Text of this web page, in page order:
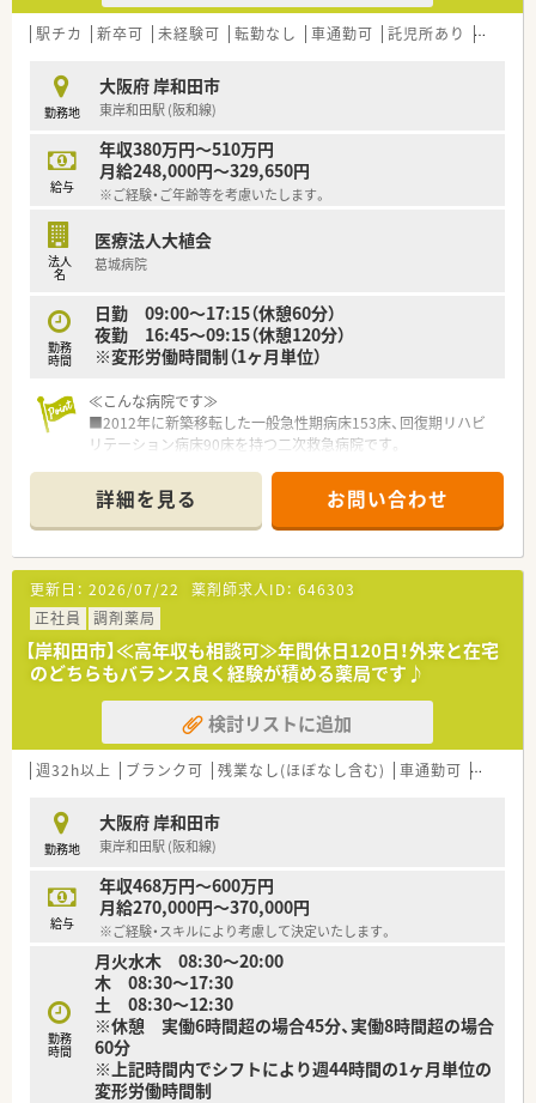
＼福利厚生／
年間休日120日以上、「連続休暇制度（年に1回、最大9連休を取得
できる制度）」等
プライベートも充実出来る様にワークライフバランスを後押し
してくれる制度が充実しています。
〇社員割引制度、財形貯蓄制度、スポーツジム優待等が受けられ
る他、提携の保養施設は全国に40ヵ所あります。
〇産休・育休・時短勤務者2,097人以上等、どれも業界トップクラ
産休、育休取得はもちろんのこと、育児短時間勤務制度を実施
育児休業より復帰後、1日最大2時間短縮して勤務できる制度で
法律では3歳までですが、同社では小学校就学時までの期間利用
可能♪
駅チカ 新卒可 未経験可 転勤なし 車通勤可 託児所あり 認定薬
勤務地
大阪府 岸和田市
東岸和田駅 (阪和線)
給与
年収380万円～510万円
月給248,000円～329,650円
※ご経験・ご年齢等を考慮いたします。
法人
名
医療法人大植会
葛城病院
勤務
時間
日勤 09:00～17:15（休憩60分）
夜勤 16:45～09:15（休憩120分）
※変形労働時間制（1ヶ月単位）
≪こんな病院です≫
■2012年に新築移転した一般急性期病床153床、回復期リハビ
リテーション病床90床を持つ二次救急病院です。
も高い病院です。
■救急医療の他、特定の疾患はセンター化し、より専門的な治療
が行える環境を整えています。
■病院機能評価(機能種別版評価項目3rdG：Ver.3.0)の認定も受け
ている病院です。
≪業務内容≫
■入院患者様の調剤、監査、服薬指導
■外来は院外処方（夜間は院内処方）
■無菌調剤（抗がん剤、ＴＰＮ）
■注射調剤（注射薬自動払出しシステム完備）
■病棟業務（整形外科、脳神経外科、内科外科病棟は病棟専任薬
剤師を配置）
■医薬品管理、医薬品情報管理
■夜勤業務月間3回～4回程度
≪おすすめポイント≫
■業務に偏りなくバランスよくジェネラリストとして成長でき
る環境です。
■医師、看護師や他職種とチーム医療にしっかり取り組める環境
です。
≪病院概要≫
◆病床数
総病床数:243床
（一般病床153床、回復期リハビリテーション病床90床）
詳細を見る お問い合わせ
更新日： 2026/07/22 薬剤師求人ID： 646303
正社員
調剤薬局
【岸和田市】≪高年収も相談可≫年間休日120日！外来と在宅
のどちらもバランス良く経験が積める薬局です♪
検討リストに追加
週32h以上 ブランク可 残業なし(ほぼなし含む) 車通勤可 高給与
勤務地
大阪府 岸和田市
東岸和田駅 (阪和線)
給与
年収468万円～600万円
月給270,000円～370,000円
※ご経験・スキルにより考慮して決定いたします。
勤務
時間
月火水木 08:30～20:00
木 08:30～17:30
土 08:30～12:30
※休憩 実働6時間超の場合45分、実働8時間超の場合
60分
※上記時間内でシフトにより週44時間の1ヶ月単位の
変形労働時間制